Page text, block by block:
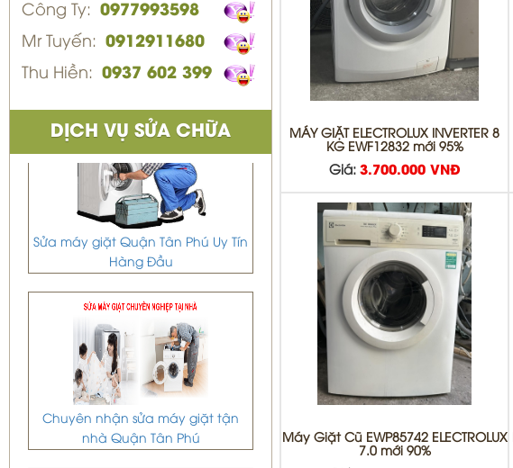
Công Ty: 0977993598
Mr Tuyến: 0912911680
Thu Hiền: 0937 602 399
DỊCH VỤ SỬA CHỮA
Sửa máy giặt Quận Tân Phú Uy Tín
Hàng Đầu
Chuyên nhận sửa máy giặt tận
nhà Quận Tân Phú
MÁY GIẶT ELECTROLUX INVERTER 8
KG EWF12832 mới 95%
Giá: 3.700.000 VNĐ
Máy Giặt Cũ EWP85742 ELECTROLUX
7.0 mới 90%